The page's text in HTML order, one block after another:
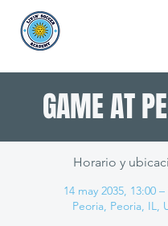
GAME AT
Horario y
14 may 2035, 13:00 –
Peoria, Peoria, IL,